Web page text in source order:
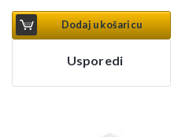
Dodaj u košaricu
Usporedi